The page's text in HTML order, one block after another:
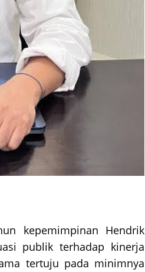
kepemimpinan Hendrik
publik terhadap kinerja
tertuju pada minimnya